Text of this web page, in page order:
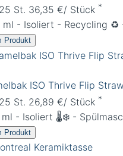
St. 36,35 €/ Stück *
ml - Isoliert - Recycling ♻️
Produkt
ISO Thrive Flip
St. 26,89 €/ Stück *
ml - Isoliert 🌡️❄️ -
Produkt